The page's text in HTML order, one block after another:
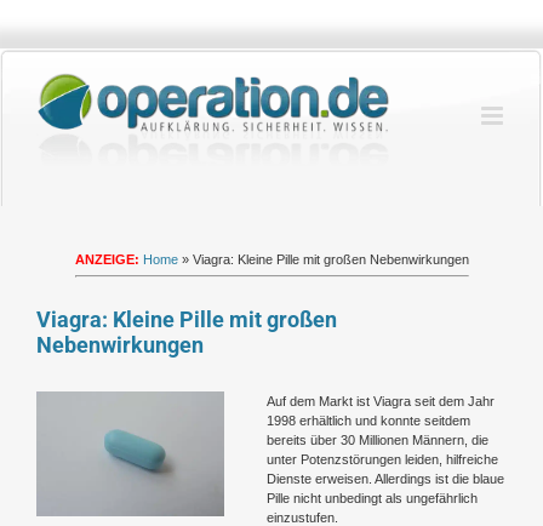
springen
ANZEIGE: Home» Viagra: Kleine Pille mit großen Nebenwirkungen
Viagra: Kleine Pille mit großen
Nebenwirkungen
Auf dem Markt ist Viagra seit dem Jahr
1998 erhältlich und konnte seitdem
bereits über 30 Millionen Männern, die
unter Potenzstörungen leiden, hilfreiche
Dienste erweisen. Allerdings ist die blaue
Pille nicht unbedingt als ungefährlich
einzustufen.